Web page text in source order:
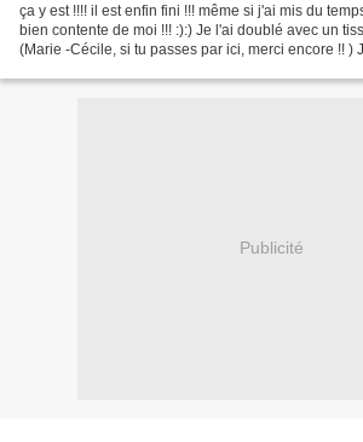
ça y est !!!! il est enfin fini !!! même si j'ai mis du
bien contente de moi !!! :):) Je l'ai doublé avec un
(Marie -Cécile, si tu passes par ici, merci encore !! )
Publicité